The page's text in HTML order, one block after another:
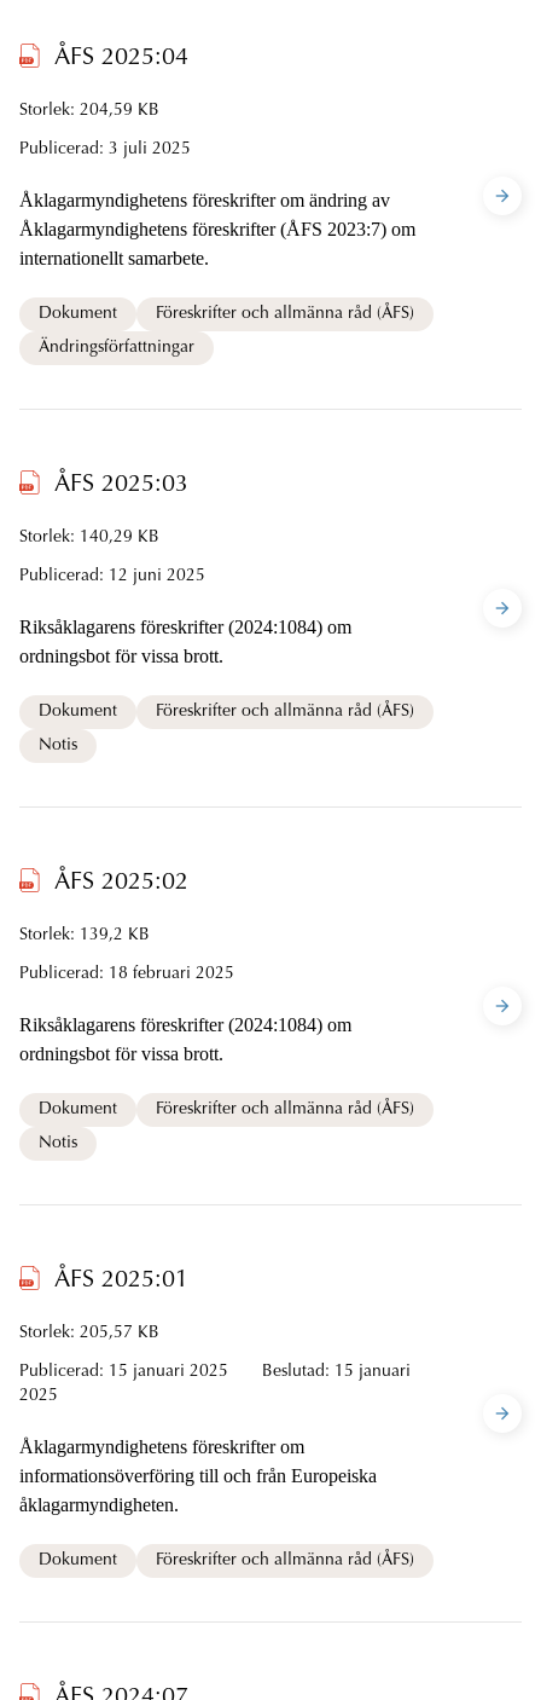
ÅFS 2025:04
Storlek: 204,59 KB
Publicerad: 3 juli 2025
Åklagarmyndighetens föreskrifter om ändring av
Åklagarmyndighetens föreskrifter (ÅFS 2023:7) om
internationellt samarbete.
Dokument
Föreskrifter och allmänna råd (ÅFS)
Ändringsförfattningar
ÅFS 2025:03
Storlek: 140,29 KB
Publicerad: 12 juni 2025
Riksåklagarens föreskrifter (2024:1084) om
ordningsbot för vissa brott.
Dokument
Föreskrifter och allmänna råd (ÅFS)
Notis
ÅFS 2025:02
Storlek: 139,2 KB
Publicerad: 18 februari 2025
Riksåklagarens föreskrifter (2024:1084) om
ordningsbot för vissa brott.
Dokument
Föreskrifter och allmänna råd (ÅFS)
Notis
ÅFS 2025:01
Storlek: 205,57 KB
Publicerad: 15 januari 2025 Beslutad: 15 januari
2025
Åklagarmyndighetens föreskrifter om
informationsöverföring till och från Europeiska
åklagarmyndigheten.
Dokument Föreskrifter och allmänna råd (ÅFS)